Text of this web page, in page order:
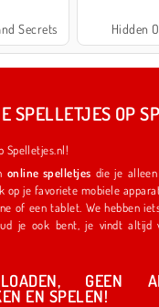
Secrets Hidden
SPELLETJES OP
Spelletjes.nl!
online spelletjes die je alleen of met anderen kunt
op je favoriete mobiele
bent, je vindt altijd wel iets leuks om te
GEEN
EN SPELEN!